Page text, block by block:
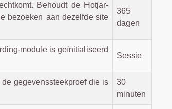
Behoudt de Hotjar-
bezoeken aan dezelfde site
365
dagen
module is geïnitialiseerd
Sessie
gegevenssteekproef die is
30
minuten